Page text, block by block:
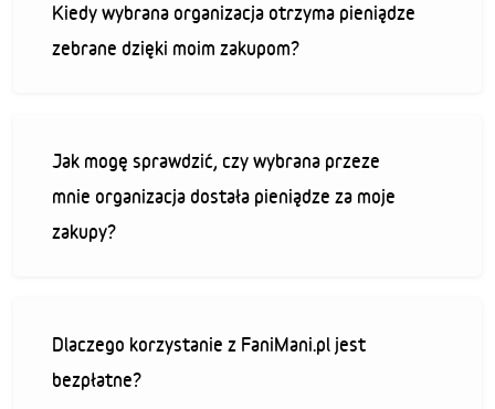
Kiedy wybrana organizacja otrzyma pieniądze
zebrane dzięki moim zakupom?
Jak mogę sprawdzić, czy wybrana przeze
mnie organizacja dostała pieniądze za moje
zakupy?
Dlaczego korzystanie z FaniMani.pl jest
bezpłatne?